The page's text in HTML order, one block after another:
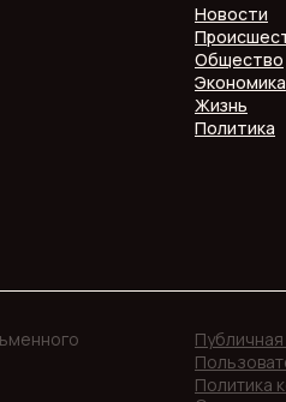
Новости
Общество
Экономика
Жизнь
Политика
Политика